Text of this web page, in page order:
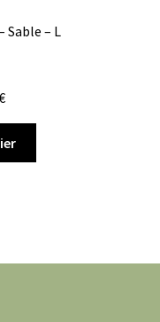
Sable – L
Le
actuel
est :